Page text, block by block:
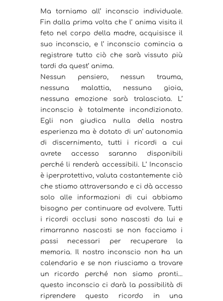
Ma torniamo all’ inconscio individuale.
Fin dalla prima volta che l’ anima visita il
feto nel corpo della madre, acquisisce il
suo inconscio, e l’ inconscio comincia a
registrare tutto ciò che sarà vissuto più
tardi da quest’ anima.
Nessun pensiero, nessun trauma,
nessuna malattia, nessuna gioia,
nessuna emozione sarà tralasciata. L’
inconscio è totalmente incondizionato.
Egli non giudica nulla della nostra
esperienza ma è dotato di un’ autonomia
di discernimento, tutti i ricordi a cui
avrete accesso saranno disponibili
perché li renderà accessibili. L’ Inconscio
è iperprotettivo, valuta costantemente ciò
che stiamo attraversando e ci dà accesso
solo alle informazioni di cui abbiamo
bisogno per continuare ad evolvere. Tutti
i ricordi occlusi sono nascosti da lui e
rimarranno nascosti se non facciamo i
passi necessari per recuperare la
memoria. Il nostro inconscio non ha un
calendario e se non riusciamo a trovare
un ricordo perché non siamo pronti…
questo inconscio ci darà la possibilità di
riprendere questo ricordo in una